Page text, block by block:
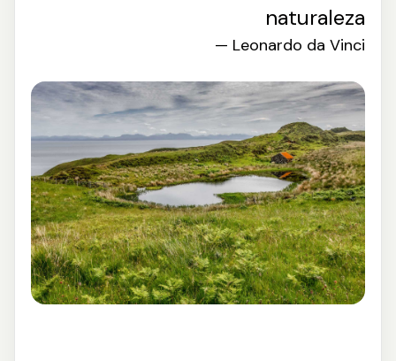
naturaleza
— Leonardo da Vinci